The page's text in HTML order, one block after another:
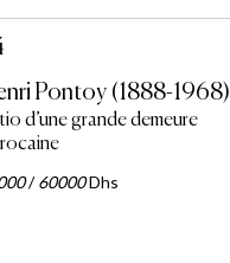
Pontoy (1888-1968)
d’une grande demeure
/60000Dhs